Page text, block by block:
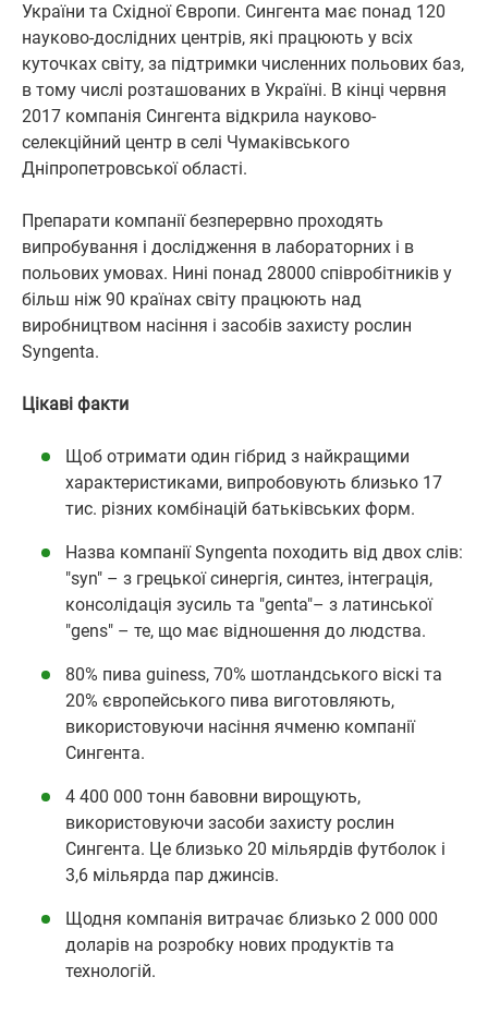
України та Східної Європи. Сингента має понад 120
науково-дослідних центрів, які працюють у всіх
куточках світу, за підтримки численних польових баз,
в тому числі розташованих в Україні. В кінці червня
2017 компанія Сингента відкрила науково-
селекційний центр в селі Чумаківського
Дніпропетровської області.
Препарати компанії безперервно проходять
випробування і дослідження в лабораторних і в
польових умовах. Нині понад 28000 співробітників у
більш ніж 90 країнах світу працюють над
виробництвом насіння і засобів захисту рослин
Syngenta.
Цікаві факти
Щоб отримати один гібрид з найкращими
характеристиками, випробовують близько 17
тис. різних комбінацій батьківських форм.
Назва компанії Syngenta походить від двох слів:
"syn" – з грецької синергія, синтез, інтеграція,
консолідація зусиль та "genta"– з латинської
"gens" – те, що має відношення до людства.
80% пива guiness, 70% шотландського віскі та
20% європейського пива виготовляють,
використовуючи насіння ячменю компанії
Сингента.
4 400 000 тонн бавовни вирощують,
використовуючи засоби захисту рослин
Сингента. Це близько 20 мільярдів футболок і
3,6 мільярда пар джинсів.
Щодня компанія витрачає близько 2 000 000
доларів на розробку нових продуктів та
технологій.